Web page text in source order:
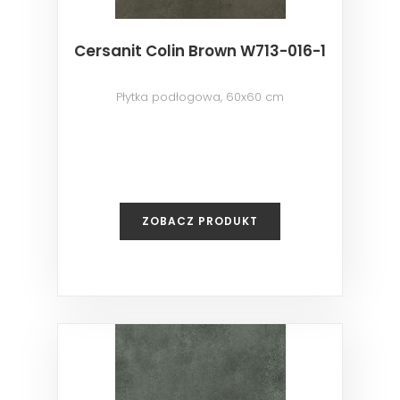
Cersanit Colin Brown W713-016-1
Płytka podłogowa, 60x60 cm
ZOBACZ PRODUKT